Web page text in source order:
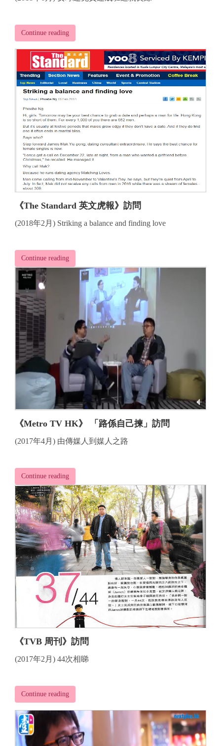
Continue reading
《The Standard 英文虎報》訪問
(2018年2月) Striking a balance and finding love
Continue reading
《Metro TV HK》 「路係自己揀」訪問
(2017年4月) 由傳媒人到媒人之路
Continue reading
《TVB 周刊》訪問
(2017年2月) 44次相睇
Continue reading